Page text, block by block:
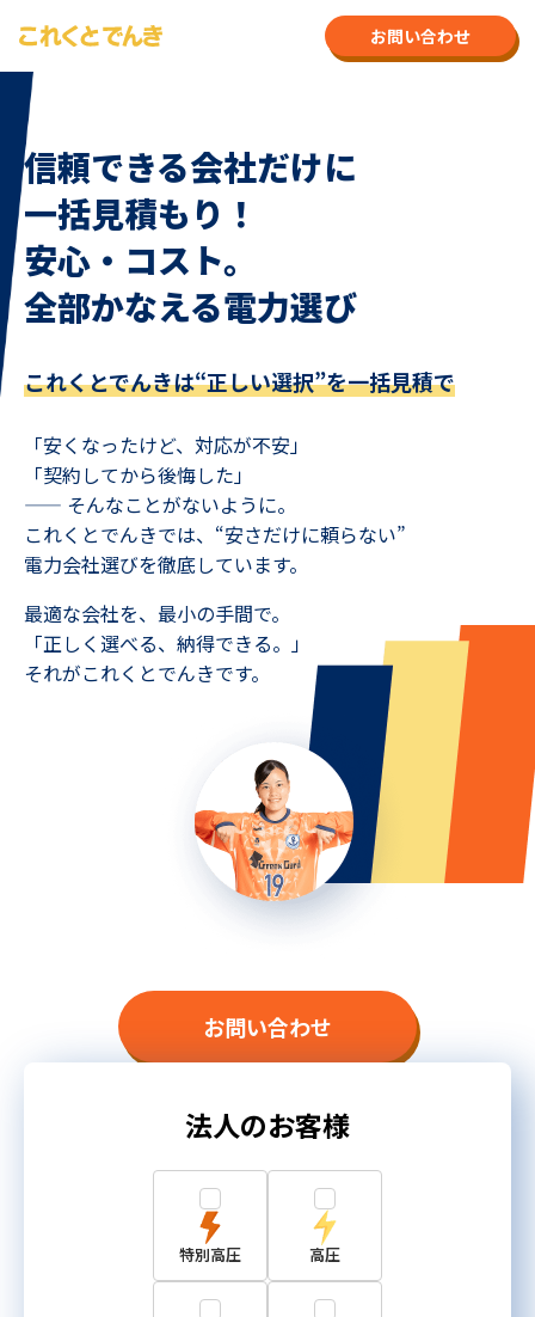
お問い合わせ
信頼できる会社だけに
一括見積もり！
安心・コスト。
全部かなえる電力選び
これくとでんきは“正しい選択”を一括見積で
「安くなったけど、対応が不安」
「契約してから後悔した」
—— そんなことがないように。
これくとでんきでは、“安さだけに頼らない”
電力会社選びを徹底しています。
最適な会社を、最小の手間で。
「正しく選べる、納得できる。」
それがこれくとでんきです。
お問い合わせ
法人のお客様
特別高圧 高圧